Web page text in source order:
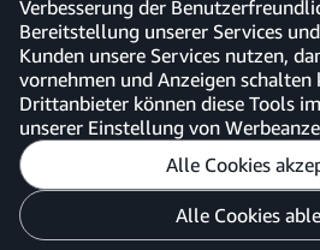
Verbesserung der
Bereitstellung unserer Services
Kunden unsere Services nutzen,
vornehmen und Anzeigen schalten
Drittanbieter können diese Tools
unserer Einstellung von
Alle Cookies
Alle Cookies
Deutschland
Meine Präferenzen